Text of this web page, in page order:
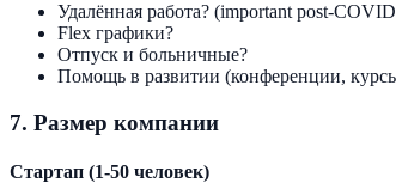
Удалённая работа? (important post-
Flex графики?
Отпуск и больничные?
Помощь в развитии (конференции,
7. Размер компании
Стартап (1-50 человек)